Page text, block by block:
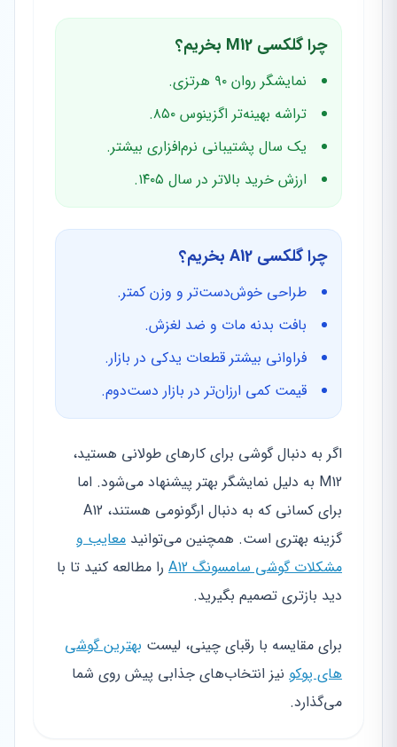
چرا گلکسی M12 بخریم؟
نمایشگر روان ۹۰ هرتزی.
تراشه بهینه‌تر اگزینوس ۸۵۰.
یک سال پشتیبانی نرم‌افزاری بیشتر.
ارزش خرید بالاتر در سال ۱۴۰۵.
چرا گلکسی A12 بخریم؟
طراحی خوش‌دست‌تر و وزن کمتر.
بافت بدنه مات و ضد لغزش.
فراوانی بیشتر قطعات یدکی در بازار.
قیمت کمی ارزان‌تر در بازار دست‌دوم.
اگر به دنبال گوشی برای کارهای طولانی هستید،
M12 به دلیل نمایشگر بهتر پیشنهاد می‌شود. اما
برای کسانی که به دنبال ارگونومی هستند، A12
گزینه بهتری است. همچنین می‌توانید معایب و
مشکلات گوشی سامسونگ A12
را مطالعه کنید تا با
دید بازتری تصمیم بگیرید.
برای مقایسه با رقبای چینی، لیست بهترین گوشی
های پوکو نیز انتخاب‌های جذابی پیش روی شما
می‌گذارد.